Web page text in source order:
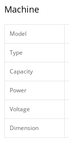
Machine
Model
Type
Capacity
Power
Voltage
Dimension